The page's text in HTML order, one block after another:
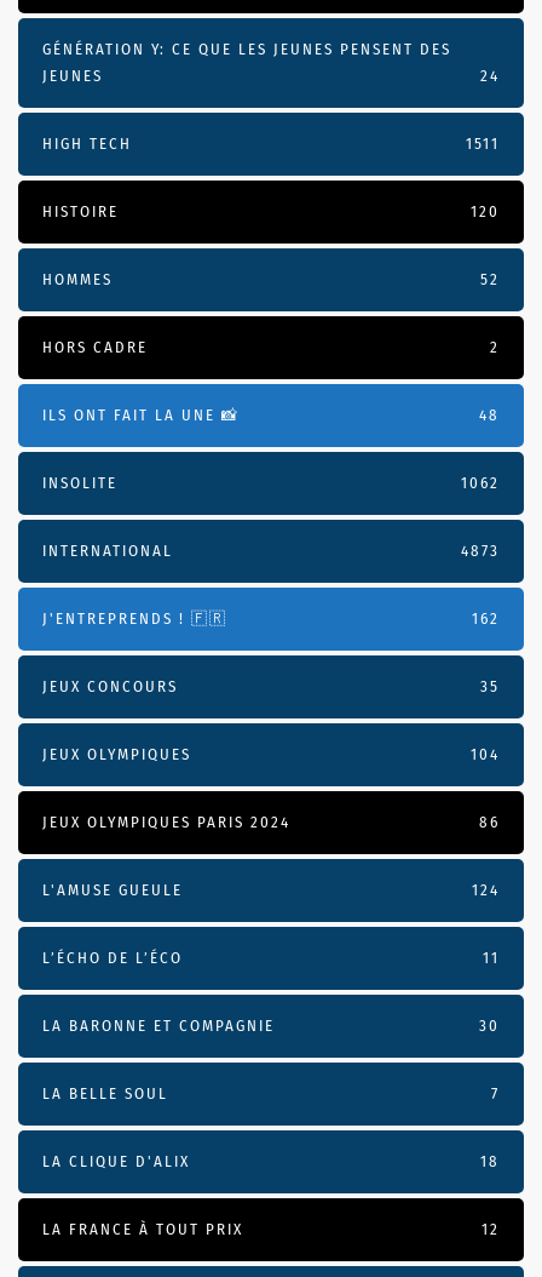
GÉNÉRATION Y: CE QUE LES JEUNES PENSENT DES
JEUNES
24
HIGH TECH 1511
HISTOIRE 120
HOMMES 52
HORS CADRE 2
ILS ONT FAIT LA UNE 📸 48
INSOLITE 1062
INTERNATIONAL 4873
J'ENTREPRENDS ! 🇫🇷 162
JEUX CONCOURS 35
JEUX OLYMPIQUES 104
JEUX OLYMPIQUES PARIS 2024 86
L'AMUSE GUEULE 124
L’ÉCHO DE L’ÉCO 11
LA BARONNE ET COMPAGNIE 30
LA BELLE SOUL 7
LA CLIQUE D'ALIX 18
LA FRANCE À TOUT PRIX 12